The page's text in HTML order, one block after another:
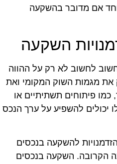
אם מדובר בהשקעה
השקעה
לחשוב לא רק על ההווה
מגמות השוק המקומי ואת
פיתוחים תשתיתיים או
יכולים להשפיע על ערך הנכס
להשקעה בנכסים
הקרובה. השקעה בנכסים